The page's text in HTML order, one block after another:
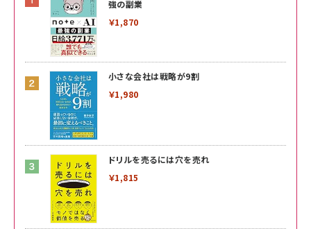
強の副業
￥1,870
小さな会社は戦略が9割
￥1,980
ドリルを売るには穴を売れ
￥1,815